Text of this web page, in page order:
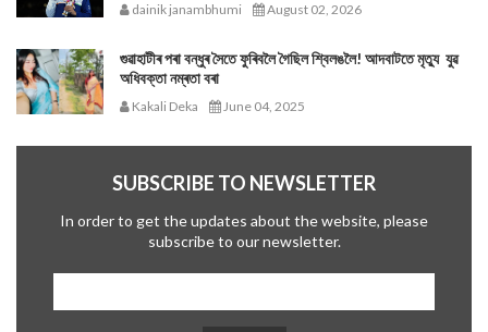
dainik janambhumi August 02, 2026
গুৱাহাটীৰ পৰা বন্ধুৰ সৈতে ফুৰিবলৈ গৈছিল শ্বিলঙলৈ! আদবাটতে মৃত্যু যুৱ
অধিবক্তা নম্ৰতা বৰা
Kakali Deka June 04, 2025
SUBSCRIBE TO NEWSLETTER
In order to get the updates about the website, please
subscribe to our newsletter.